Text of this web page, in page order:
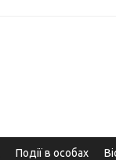
Події в особах